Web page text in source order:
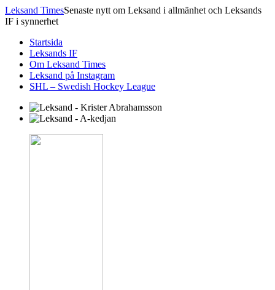
Leksand TimesSenaste nytt om Leksand i allmänhet och Leksands
IF i synnerhet
Startsida
Leksands IF
Om Leksand Times
Leksand på Instagram
SHL – Swedish Hockey League